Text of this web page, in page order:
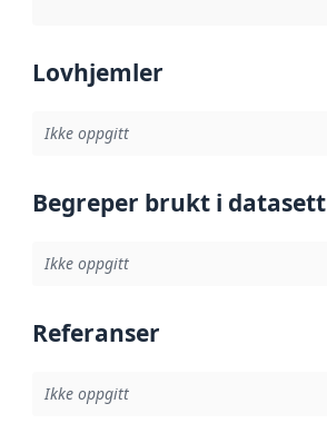
Lovhjemler
Ikke oppgitt
Begreper brukt i datasett
Ikke oppgitt
Referanser
Ikke oppgitt